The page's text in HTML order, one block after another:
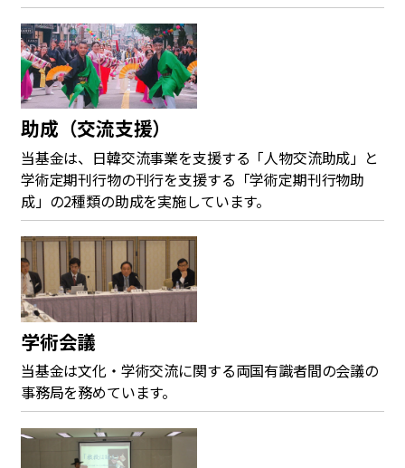
助成（交流支援）
当基金は、日韓交流事業を支援する「人物交流助成」と
学術定期刊行物の刊行を支援する「学術定期刊行物助
成」の2種類の助成を実施しています。
学術会議
当基金は文化・学術交流に関する両国有識者間の会議の
事務局を務めています。